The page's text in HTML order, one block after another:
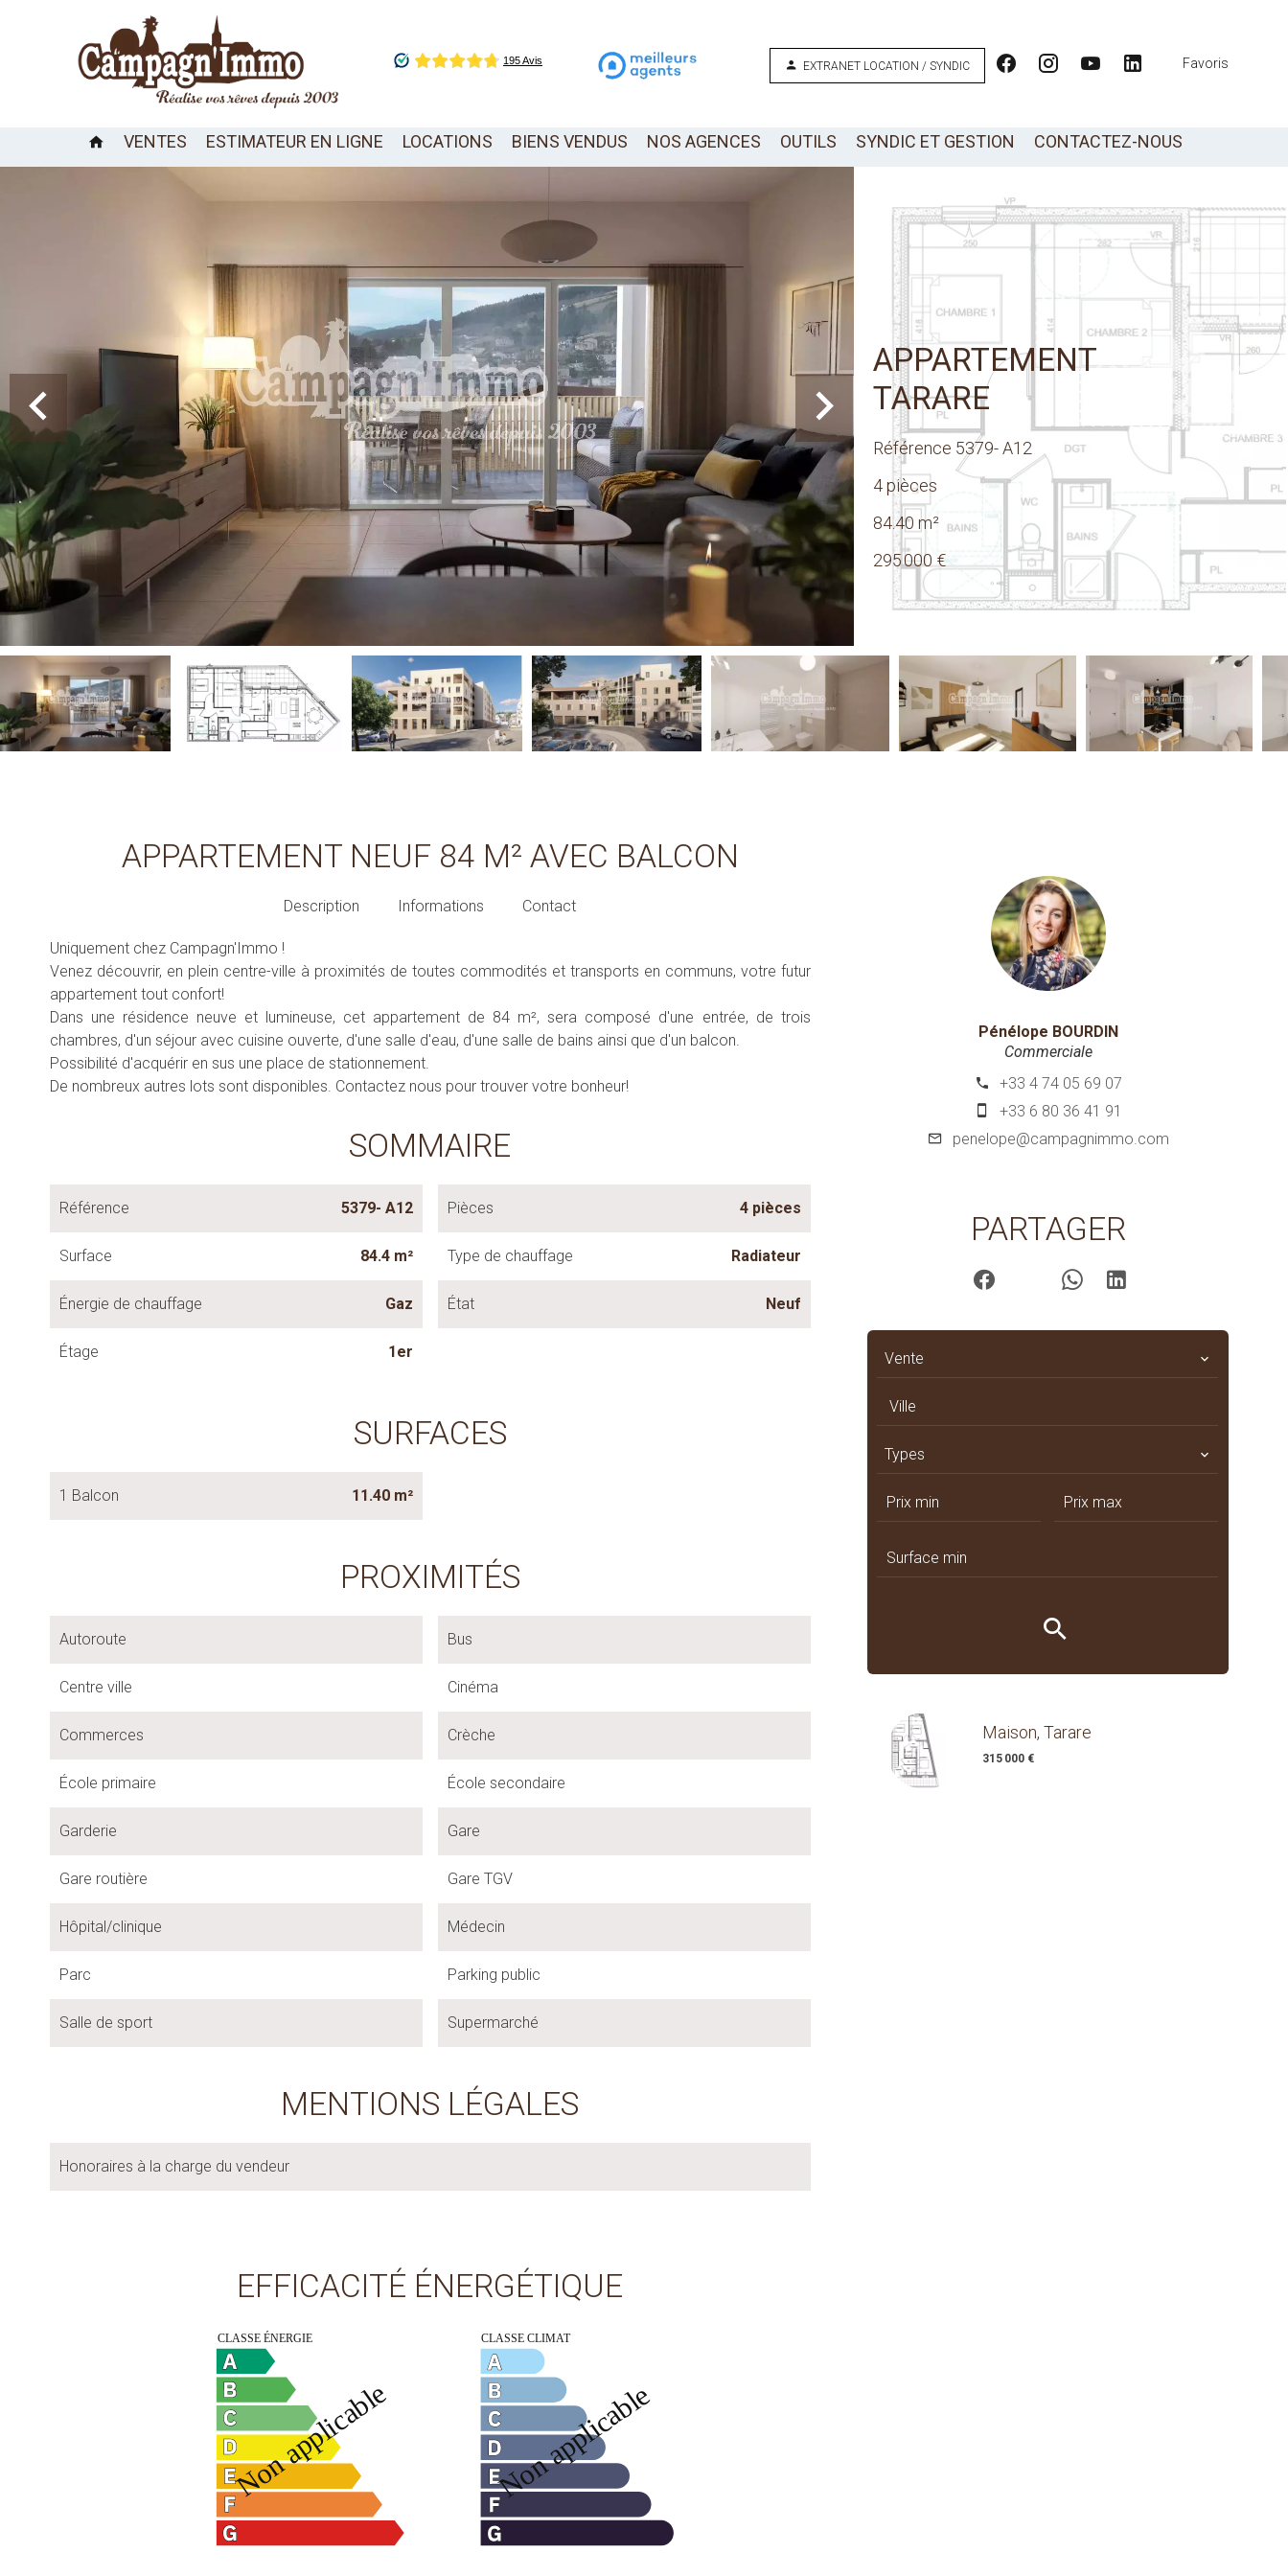
EXTRANET LOCATION / SYNDIC Favoris
VENTES ESTIMATEUR EN LIGNE LOCATIONS BIENS VENDUS NOS AGENCES OUTILS SYNDIC ET GESTION CONTACTEZ-NOUS
APPARTEMENT
TARARE
Référence 5379- A12
4 pièces
84.40 m²
295 000 €
APPARTEMENT NEUF 84 M² AVEC BALCON
Description Informations Contact
Uniquement chez Campagn'Immo !
Venez découvrir, en plein centre-ville à proximités de toutes commodités et transports en communs, votre futur
appartement tout confort!
Dans une résidence neuve et lumineuse, cet appartement de 84 m², sera composé d'une entrée, de trois
chambres, d'un séjour avec cuisine ouverte, d'une salle d'eau, d'une salle de bains ainsi que d'un balcon.
Possibilité d'acquérir en sus une place de stationnement.
De nombreux autres lots sont disponibles. Contactez nous pour trouver votre bonheur!
SOMMAIRE
Référence 5379- A12 Pièces 4 pièces
Surface 84.4 m² Type de chauffage Radiateur
Énergie de chauffage Gaz État Neuf
Étage 1er
SURFACES
1 Balcon 11.40 m²
PROXIMITÉS
Autoroute Bus
Centre ville Cinéma
Commerces Crèche
École primaire École secondaire
Garderie Gare
Gare routière Gare TGV
Hôpital/clinique Médecin
Parc Parking public
Salle de sport Supermarché
MENTIONS LÉGALES
Honoraires à la charge du vendeur
EFFICACITÉ ÉNERGÉTIQUE
Pénélope BOURDIN
Commerciale
+33 4 74 05 69 07
+33 6 80 36 41 91
penelope@campagnimmo.com
PARTAGER
Vente
Ville
Types
Maison, Tarare
315 000 €